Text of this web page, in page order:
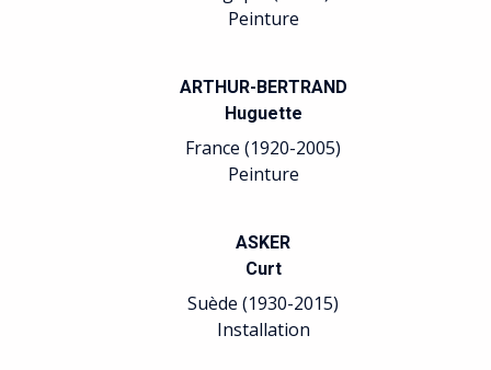
Peinture
ARTHUR-BERTRAND
Huguette
France (1920-2005)
Peinture
ASKER
Curt
Suède (1930-2015)
Installation